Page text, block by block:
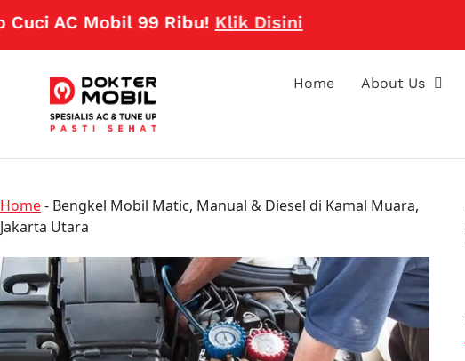
Mobil 99 Ribu! Klik Disini
Home About Us
Home- Bengkel Mobil Matic, Manual & Diesel di Kamal Muara,
Jakarta Utara